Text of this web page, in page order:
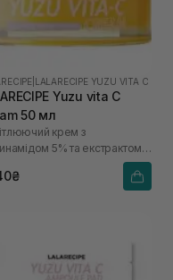
LALARECIPE YUZU VITA C
Yuzu vita C
50 мл
крем з
5% та екстрактом